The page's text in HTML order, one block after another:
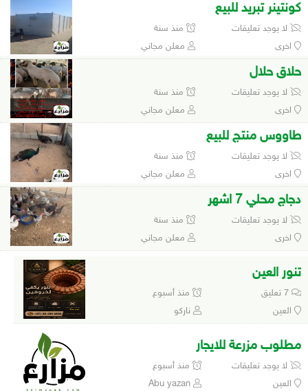
كونتينر تبريد للبيع
لا يوجد تعليقات
منذ سنة
اخرى
معلن مجاني
حلاق حلال
لا يوجد تعليقات
منذ سنة
اخرى
معلن مجاني
طاووس منتج للبيع
لا يوجد تعليقات
منذ سنة
اخرى
معلن مجاني
دجاج محلي 7 اشهر
لا يوجد تعليقات
منذ سنة
اخرى
معلن مجاني
تنور العين
7 تعليق
منذ أسبوع
العين
ناركو
مطلوب مزرعة للايجار
لا يوجد تعليقات
منذ أسبوع
العين
Abu yazan